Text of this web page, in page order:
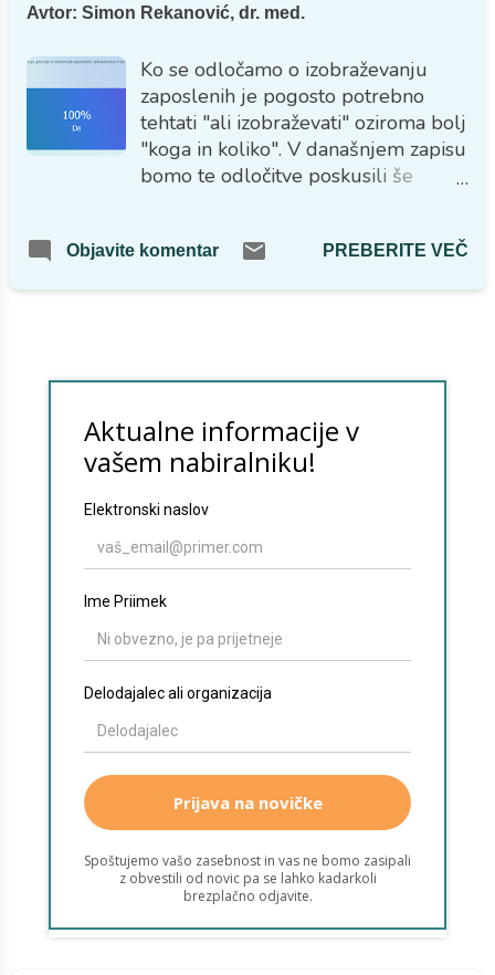
Avtor: Simon Rekanović, dr. med.
Ko se odločamo o izobraževanju
zaposlenih je pogosto potrebno
tehtati "ali izobraževati" oziroma bolj
"koga in koliko". V današnjem zapisu
bomo te odločitve poskusili še
izobražujem zaposlenega in odide?
Objavite komentar PREBERITE VEČ